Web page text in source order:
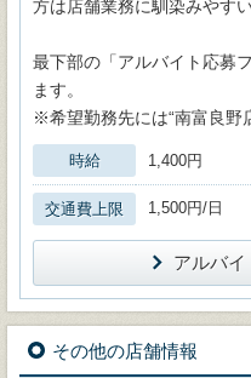
方は店舗業務に馴染みやす
最下部の「アルバイト応募
ます。
※希望勤務先には“南富良野
時給 1,400円
交通費上限 1,500円/日
アルバ
その他の店舗情報